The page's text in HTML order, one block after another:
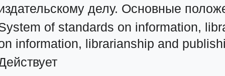
делу. Основные
of standards on information,
information, librarianship and